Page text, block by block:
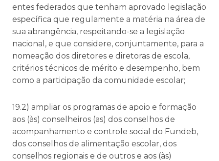
entes federados que tenham aprovado legislação
específica que regulamente a matéria na área de
sua abrangência, respeitando-se a legislação
nacional, e que considere, conjuntamente, para a
nomeação dos diretores e diretoras de escola,
critérios técnicos de mérito e desempenho, bem
como a participação da comunidade escolar;
19.2) ampliar os programas de apoio e formação
aos (às) conselheiros (as) dos conselhos de
acompanhamento e controle social do Fundeb,
dos conselhos de alimentação escolar, dos
conselhos regionais e de outros e aos (às)